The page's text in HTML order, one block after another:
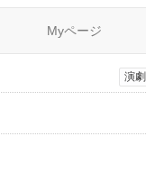
Myページ
演劇